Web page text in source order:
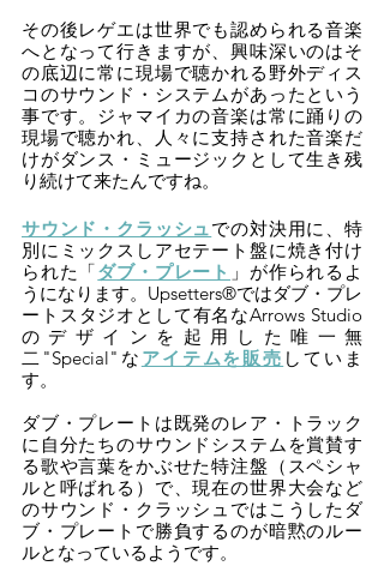
その後レゲエは世界でも認められる音楽
へとなって行きますが、興味深いのはそ
の底辺に常に現場で聴かれる野外ディス
コのサウンド・システムがあったという
事です。ジャマイカの音楽は常に踊りの
現場で聴かれ、人々に支持された音楽だ
けがダンス・ミュージックとして生き残
り続けて来たんですね。
サウンド・クラッシュでの対決用に、特
別にミックスしアセテート盤に焼き付け
られた「ダブ・プレート 」が作られるよ
うになります。Upsetters®︎ではダブ・プレ
ートスタジオとして有名なArrows Studio
のデザインを起用した唯一無
二"Special"な アイテムを販売 していま
す。
ダブ・プレートは既発のレア・トラック
に自分たちのサウンドシステムを賞賛す
る歌や言葉をかぶせた特注盤（スペシャ
ルと呼ばれる）で、現在の世界大会など
のサウンド・クラッシュではこうしたダ
ブ・プレートで勝負するのが暗黙のルー
ルとなっているようです。